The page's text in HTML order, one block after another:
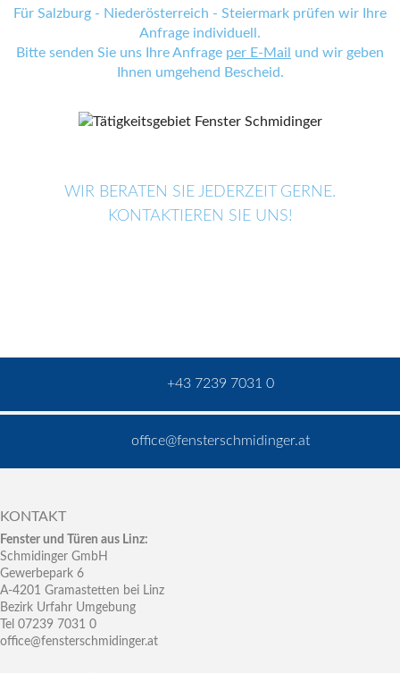
Für Salzburg - Niederösterreich - Steiermark prüfen wir Ihre
Anfrage individuell.
Bitte senden Sie uns Ihre Anfrage per E-Mail
und wir geben
Ihnen umgehend Bescheid.
WIR BERATEN SIE JEDERZEIT GERNE.
KONTAKTIEREN SIE UNS!
+43 7239 7031 0
office@fensterschmidinger.at
KONTAKT
Fenster und Türen aus Linz:
Schmidinger GmbH
Gewerbepark 6
A-4201 Gramastetten bei Linz
Bezirk Urfahr Umgebung
Tel 07239 7031 0
office@fensterschmidinger.at